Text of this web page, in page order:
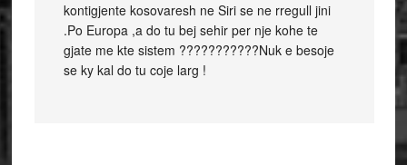
kontigjente kosovaresh ne Siri se ne rregull jini
.Po Europa ,a do tu bej sehir per nje kohe te
gjate me kte sistem ???????????Nuk e besoje
se ky kal do tu coje larg !